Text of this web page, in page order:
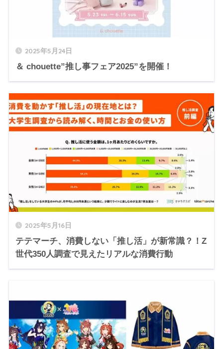
2025年5月24日
＆ chouette”推し事フェア2025”を開催！
2025年5月16日
テテマーチ、消費しない「推し活」が新常識？！Z
世代350人調査で見えたリアルな消費行動